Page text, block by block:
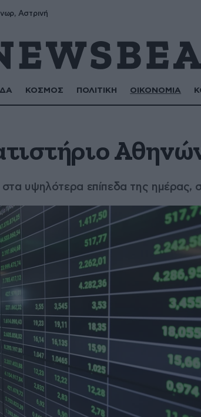
Αστρινή
ΚΟΣΜΟΣ ΠΟΛΙΤΙΚΗ ΟΙΚΟΝΟΜΙΑ
στα υψηλότερα επίπεδα της ημέρας,